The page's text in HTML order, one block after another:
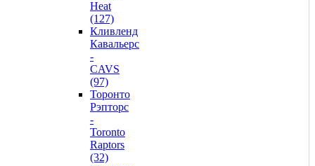
Heat
(127)
Кливленд
Кавальерс
-
CAVS
(97)
Торонто
Рэпторс
-
Toronto
Raptors
(32)